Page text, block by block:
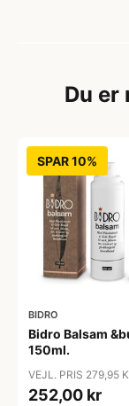
Du er
SPAR 10%
BIDRO
Bidro Balsam
150ml.
VEJL. PRIS 279,95
252,00 kr